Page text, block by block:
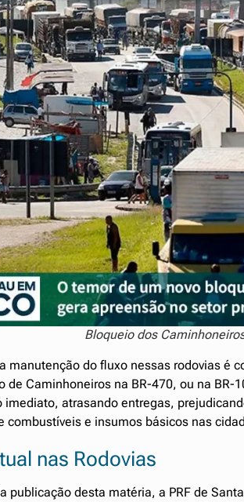
Bloqueio dos
manutenção do fluxo nessas rodovias é
de Caminhoneiros na BR-470, ou na
imediato, atrasando entregas,
combustíveis e insumos básicos nas
nas Rodovias
publicação desta matéria, a PRF de